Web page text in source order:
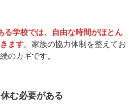
る学校では、自由な時間がほとん
ます。家族の協力体制を整えてお
のカギです。
む必要がある